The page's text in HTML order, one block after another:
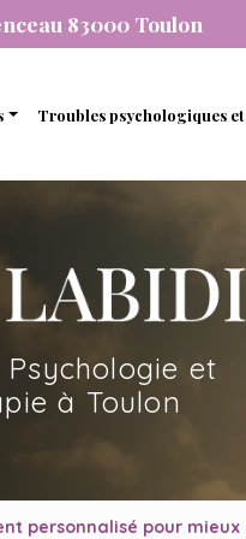
83000 Toulon
ligne avec une
Troubles psychologiques
Dépendance
et
à Toulon
personnalisé pour mieux